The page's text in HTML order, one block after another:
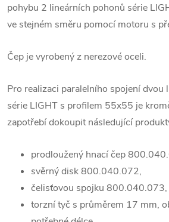
pohybu 2 lineárních pohonů série
ve stejném směru pomocí motoru s
Čep je vyrobený z nerezové oceli.
Pro realizaci paralelního spojení dvou
série LIGHT s profilem 55x55 je
zapotřebí dokoupit následující
prodloužený hnací čep
svěrný disk 800.040.072,
čelisťovou spojku 800.040.073,
torzní tyč s průměrem 17 mm,